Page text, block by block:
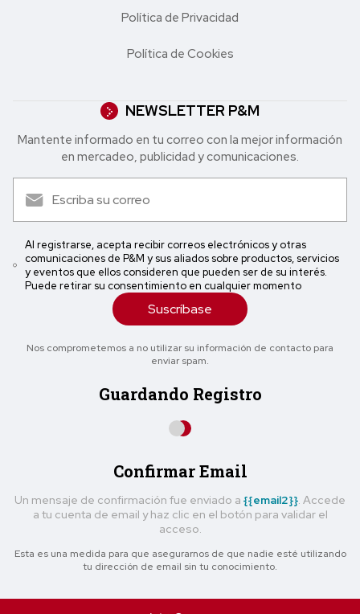
Política de Privacidad
Política de Cookies
NEWSLETTER P&M
Mantente informado en tu correo con la mejor in formación
en mercadeo, publicidad y comunicaciones.
Al registrarse, acepta recibir correos electrónicos y otras
comunicaciones de P&M y sus aliados sobre productos, servicios
y eventos que ellos consideren que pueden ser de su interés.
Puede retirar su consentimiento en cualquier momento
Suscríbase
Nos comprometemos a no utilizar su información de contacto para
enviar spam.
Guardando Registro
Confirmar Email
Un mensaje de confirmación fue enviado a {{email2}} . Accede
a tu cuenta de email y haz clic en el botón para validar el
acceso.
Esta es una medida para que asegurarnos de que nadie esté utilizando
tu dirección de email sin tu conocimiento.